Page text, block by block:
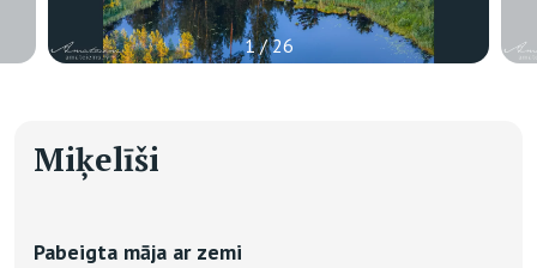
1 / 26
Miķelīši
Pabeigta māja ar zemi